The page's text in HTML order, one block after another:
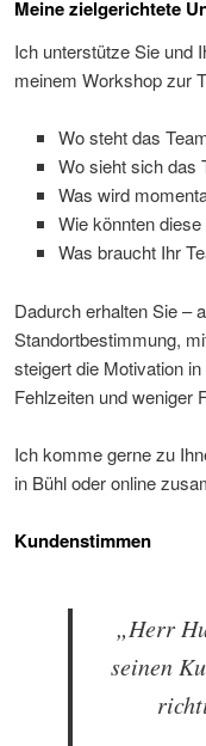
Meine zielgerichtete
Ich unterstütze Sie und
meinem Workshop zur
Wo steht das
Wo sieht sich das
Was wird
Wie könnten
Was braucht Ihr
Dadurch erhalten Sie –
Standortbestimmung,
steigert die Motivation
Fehlzeiten und weniger
Ich komme gerne zu
in Bühl oder online
Kundenstimmen
„Herr
seinen